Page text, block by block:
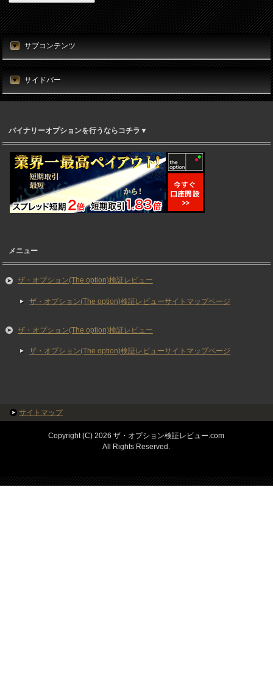
サブコンテンツ
サイドバー
バイナリーオプションを行うならコチラ▼
メニュー
ザ・オプション(The option)検証レビュー
ザ・オプション(The option)検証レビューサイトマップページ
ザ・オプション(The option)検証レビュー
ザ・オプション(The option)検証レビューサイトマップページ
サイトマップ
Copyright (C) 2026 ザ・オプション検証レビュー.com
All Rights Reserved.